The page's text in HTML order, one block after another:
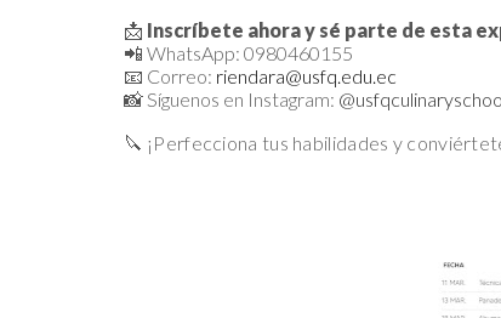
📩 Inscríbete ahora y sé parte de esta
📲 WhatsApp: 0980460155
📧 Correo: riendara@usfq.edu.ec
📸 Síguenos en Instagram:
🔪 ¡Perfecciona tus habilidades y